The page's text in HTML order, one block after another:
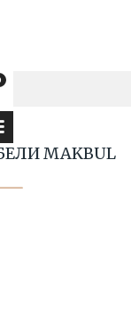
MAKBUL